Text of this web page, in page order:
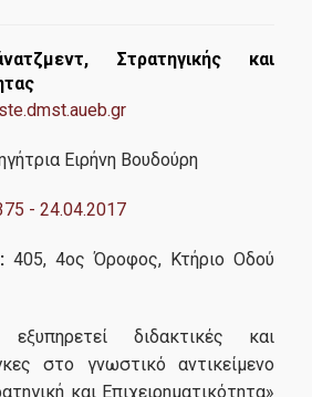
Στρατηγικής και
Ειρήνη Βουδούρη
- 24.04.2017
405, 4ος Όροφος, Κτήριο Οδού
διδακτικές και
στο γνωστικό αντικείμενο
και Επιχειρηματικότητα»